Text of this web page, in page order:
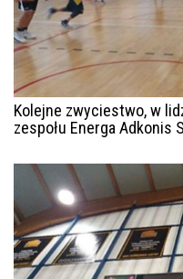
Kolejne zwyciestwo, w
zespołu Energa Adkonis